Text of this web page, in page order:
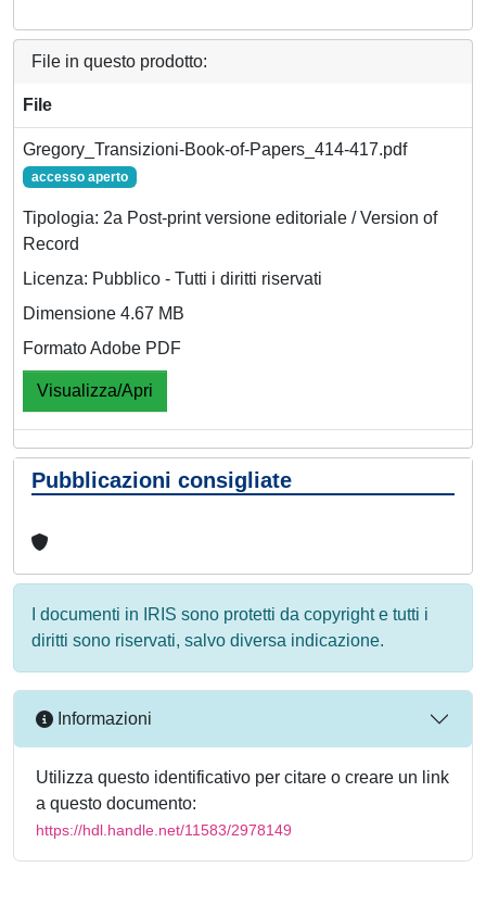
File in questo prodotto:
File
Gregory_Transizioni-Book-of-Papers_414-417.pdf
accesso aperto
Tipologia: 2a Post-print versione editoriale / Version of
Record
Licenza: Pubblico - Tutti i diritti riservati
Dimensione 4.67 MB
Formato Adobe PDF
Visualizza/Apri
Pubblicazioni consigliate
I documenti in IRIS sono protetti da copyright e tutti i
diritti sono riservati, salvo diversa indicazione.
Informazioni
Utilizza questo identificativo per citare o creare un link
a questo documento:
https://hdl.handle.net/11583/2978149